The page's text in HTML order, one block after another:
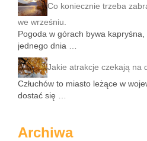
Co koniecznie trzeba
we wrześniu.
Pogoda w górach bywa kapryśna,
jednego dnia …
Jakie atrakcje czekają na
Człuchów to miasto leżące w
dostać się …
Archiwa